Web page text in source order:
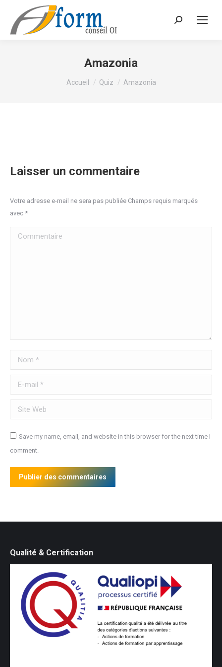
Recherche
Amazonia
Vous êtes ici :
Accueil Quiz Amazonia
Laisser un commentaire
Votre adresse e-mail ne sera pas publiée Champs requis marqués
avec *
Commentaire
Nom *
E-mail *
Site Web
Save my name, email, and website in this browser for the next time I
comment.
Publier des commentaires
Qualité & Certification